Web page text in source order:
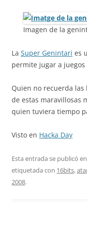
Imagen de la
La Super Genintari es
permite jugar a juegos
Quien no recuerda las
de estas maravillosas
quien tuviera tiempo
Visto en Hacka Day
Esta entrada se publicó en
etiquetada con 16bits,
2008.